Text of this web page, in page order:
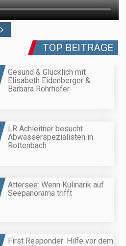
TOP BEITRÄGE
Gesund & Glücklich mit
Elisabeth Eidenberger &
Barbara Rohrhofer
LR Achleitner besucht
Abwasserspezialisten in
Rottenbach
Attersee: Wenn Kulinarik auf
Seepanorama trifft
First Responder: Hilfe vor dem